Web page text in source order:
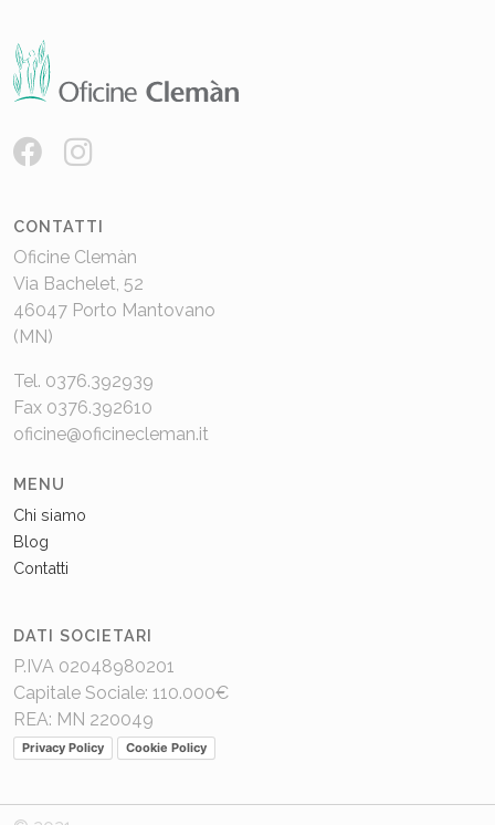
CONTATTI
Oficine Clemàn
Via Bachelet, 52
46047 Porto Mantovano
(MN)
Tel. 0376.392939
Fax 0376.392610
oficine@oficinecleman.it
MENU
Chi siamo
Blog
Contatti
DATI SOCIETARI
P.IVA 02048980201
Capitale Sociale: 110.000€
REA: MN 220049
Privacy Policy Cookie Policy